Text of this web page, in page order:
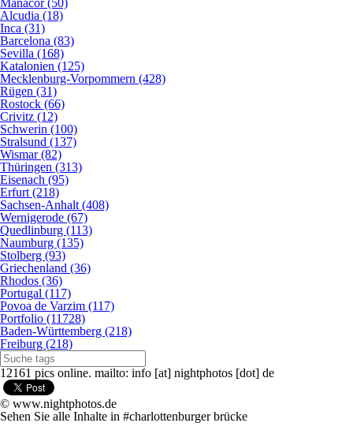
Manacor (50)
Alcudia (18)
Inca (31)
Barcelona (83)
Sevilla (168)
Katalonien (125)
Mecklenburg-Vorpommern (428)
Rügen (31)
Rostock (66)
Crivitz (12)
Schwerin (100)
Stralsund (137)
Wismar (82)
Thüringen (313)
Eisenach (95)
Erfurt (218)
Sachsen-Anhalt (408)
Wernigerode (67)
Quedlinburg (113)
Naumburg (135)
Stolberg (93)
Griechenland (36)
Rhodos (36)
Portugal (117)
Povoa de Varzim (117)
Portfolio (11728)
Baden-Württemberg (218)
Freiburg (218)
12161 pics online. mailto: info [at] nightphotos [dot] de
© www.nightphotos.de
Sehen Sie alle Inhalte in #charlottenburger brücke